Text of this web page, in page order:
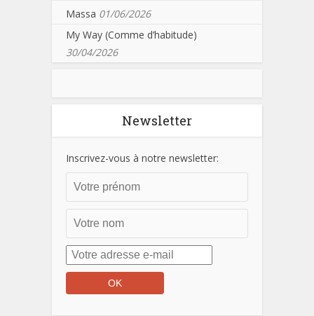
Massa 01/06/2026
My Way (Comme d’habitude)
30/04/2026
Newsletter
Inscrivez-vous à notre newsletter: